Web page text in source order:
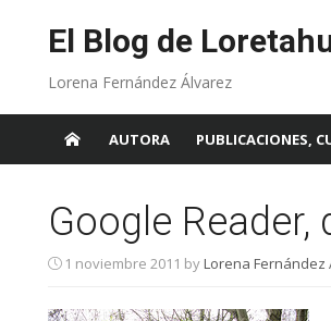
El Blog de
Lorena Fernández Álvarez
AUTORA PUBLICACIONES,
Google Reader,
1 noviembre 2011 byLorena Fernández